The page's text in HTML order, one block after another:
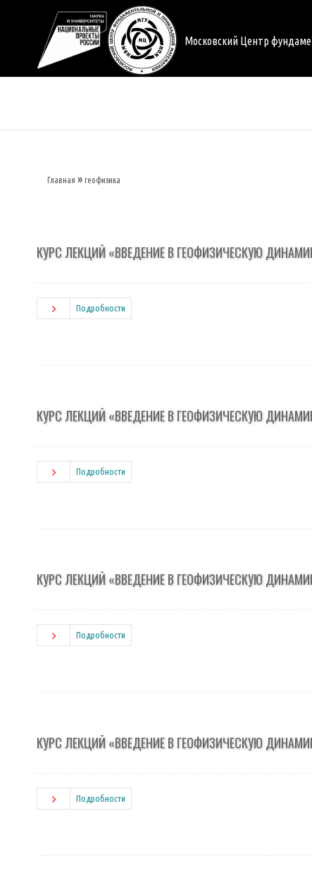
содержанию
Московский Центр
Главная геофизика
КУРС ЛЕКЦИЙ «ВВЕДЕНИЕ В ГЕОФИЗИЧЕСКУЮ
Подробности
КУРС ЛЕКЦИЙ «ВВЕДЕНИЕ В ГЕОФИЗИЧЕСКУЮ
Подробности
КУРС ЛЕКЦИЙ «ВВЕДЕНИЕ В ГЕОФИЗИЧЕСКУЮ
Подробности
КУРС ЛЕКЦИЙ «ВВЕДЕНИЕ В ГЕОФИЗИЧЕСКУЮ
Подробности